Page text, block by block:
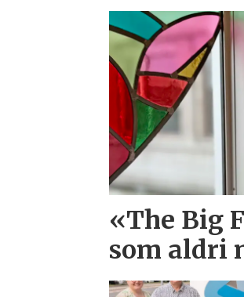
«The Big
som aldri